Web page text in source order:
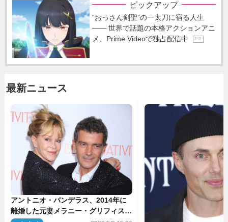
ピックアップ
“おっさん剣聖”の一太刀に宿る人生
―― 世界で話題の本格アクションアニ
メ、Prime Videoで独占配信中
P R
最新ニュース
アントニオ・バンデラス、2014年に
離婚した元妻メラニー・グリフィスは